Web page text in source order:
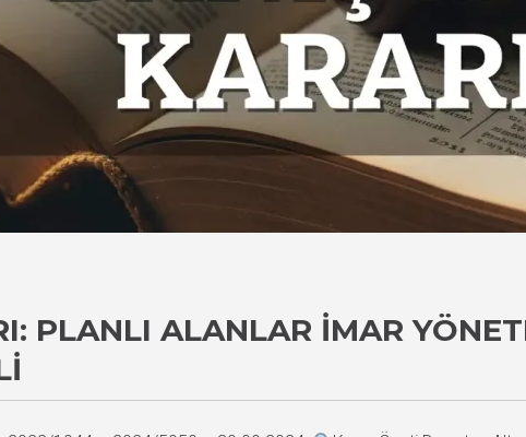
PLANLI ALANLAR İMAR